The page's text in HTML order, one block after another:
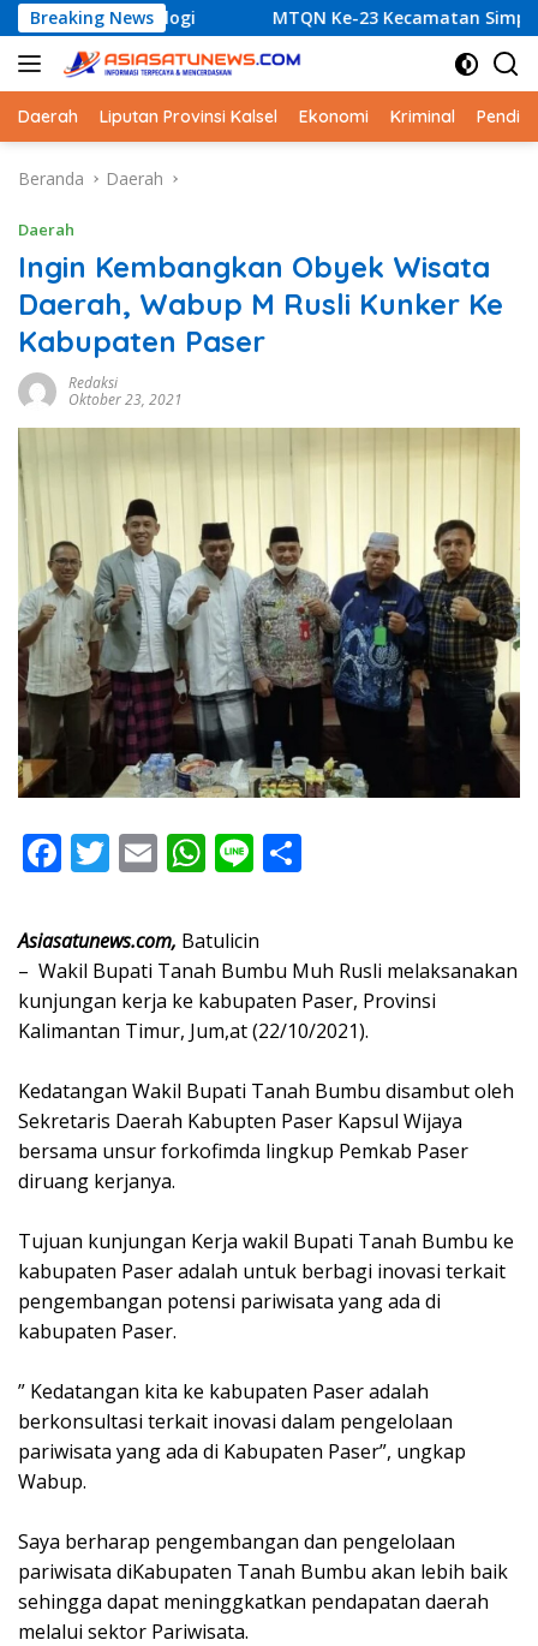
Langsung
ke
konten
Breaking NewsMTQN Ke-23 Kecamatan Simpang Empat: Ikhtiar
Daerah Liputan Provinsi Kalsel Ekonomi Kriminal
Beranda Daerah
Daerah
Ingin Kembangkan Obyek Wisata
Daerah, Wabup M Rusli Kunker Ke
Kabupaten Paser
Redaksi
Oktober 23, 2021
F
e
b
o
o
k
T
itt
er
E
ai
l
W
at
s
A
p
p
Li
e
e
Asiasatunews.com, Batulicin
– Wakil Bupati Tanah Bumbu Muh Rusli melaksanakan
kunjungan kerja ke kabupaten Paser, Provinsi
Kalimantan Timur, Jum,at (22/10/2021).
Kedatangan Wakil Bupati Tanah Bumbu disambut oleh
Sekretaris Daerah Kabupten Paser Kapsul Wijaya
bersama unsur forkofimda lingkup Pemkab Paser
diruang kerjanya.
Tujuan kunjungan Kerja wakil Bupati Tanah Bumbu ke
kabupaten Paser adalah untuk berbagi inovasi terkait
pengembangan potensi pariwisata yang ada di
kabupaten Paser.
” Kedatangan kita ke kabupaten Paser adalah
berkonsultasi terkait inovasi dalam pengelolaan
pariwisata yang ada di Kabupaten Paser”, ungkap
Wabup.
Saya berharap pengembangan dan pengelolaan
pariwisata diKabupaten Tanah Bumbu akan lebih baik
sehingga dapat meninggkatkan pendapatan daerah
melalui sektor Pariwisata.